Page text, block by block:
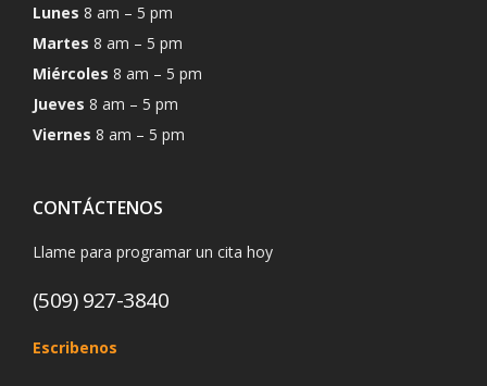
Lunes 8 am – 5 pm
Martes 8 am – 5 pm
Miércoles 8 am – 5 pm
Jueves 8 am – 5 pm
Viernes 8 am – 5 pm
CONTÁCTENOS
Llame para programar un cita hoy
(509) 927-3840
Escribenos